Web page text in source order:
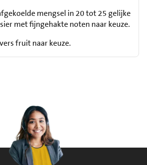
mengsel in 20 tot 25 gelijke
met fijngehakte noten naar keuze.
fruit naar keuze.